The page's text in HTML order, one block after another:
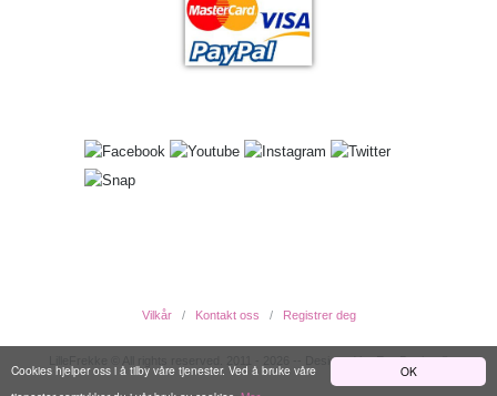
OK
Cookies hjelper oss i å tilby våre tjenester. Ved å bruke våre
Vilkår Kontakt oss Registrer deg
LilleFrekke © All rights reserved. 2011 - 2026 -- Designed by EwcDesign ®